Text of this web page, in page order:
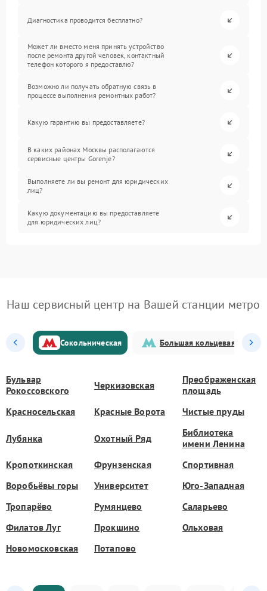
Диагностика проводится бесплатно?
Может ли вместо меня принять устройство
после ремонта другой человек, контактный
телефон которого я предоставлю?
Возможно ли получать обратную связь в
процессе выполнения ремонтных работ?
Какую гарантию вы предоставляете?
В каких районах Москвы располагаются
сервисные центры Gorenje?
Выполняете ли вы ремонт для юридических
лиц?
Какую документацию вы предоставляете
для юридических лиц?
Наш сервисный центр на Вашей станции метро
Сокольническая Большая кольцевая
Бульвар
Рокоссовского
Черкизовская
Преображенская
площадь
Красносельская
Красные Ворота Чистые пруды
Лубянка Охотный Ряд
Библиотека
имени Ленина
Кропоткинская
Фрунзенская
Спортивная
Воробьёвы горы
Университет
Юго-Западная
Тропарёво
Румянцево
Саларьево
Филатов Луг
Прокшино
Ольховая
Новомосковская
Потапово